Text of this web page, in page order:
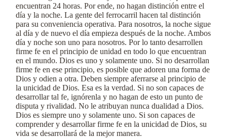
encuentran 24 horas. Por ende, no hagan distinción entre el
día y la noche. La gente del ferrocarril hacen tal distinción
para su conveniencia operativa. Para nosotros, la noche sigue
al día y de nuevo el día empieza después de la noche. Ambos
día y noche son uno para nosotros. Por lo tanto desarrollen
firme fe en el principio de unidad en todo lo que encuentran
en el mundo. Dios es uno y solamente uno. Si no desarrollan
firme fe en ese principio, es posible que adoren una forma de
Dios y odien a otra. Deben siempre aferrarse al principio de
la unicidad de Dios. Esa es la verdad. Si no son capaces de
desarrollar tal fe, ignórenla y no hagan de esto un punto de
disputa y rivalidad. No le atribuyan nunca dualidad a Dios.
Dios es siempre uno y solamente uno. Si son capaces de
comprender y desarrollar firme fe en la unicidad de Dios, su
vida se desarrollará de la mejor manera.